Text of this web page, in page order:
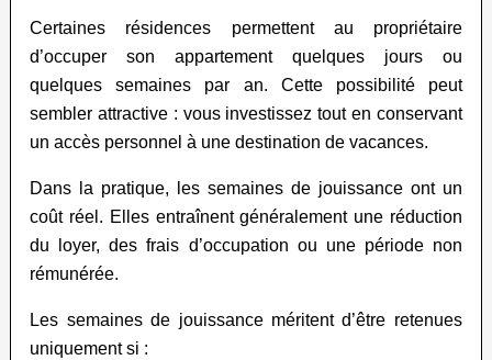
Certaines résidences permettent au propriétaire
d’occuper son appartement quelques jours ou
quelques semaines par an. Cette possibilité peut
sembler attractive : vous investissez tout en conservant
un accès personnel à une destination de vacances.
Dans la pratique, les semaines de jouissance ont un
coût réel. Elles entraînent généralement une réduction
du loyer, des frais d’occupation ou une période non
rémunérée.
Les semaines de jouissance méritent d’être retenues
uniquement si :